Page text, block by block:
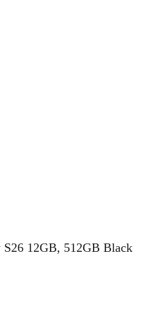
12GB, 512GB Black